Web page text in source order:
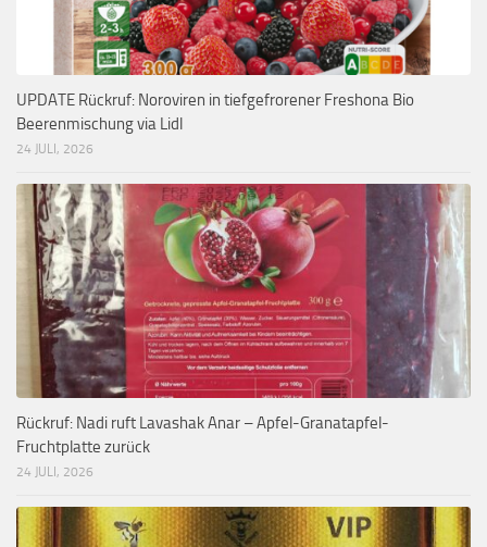
UPDATE Rückruf: Noroviren in tiefgefrorener Freshona Bio
Beerenmischung via Lidl
24 JULI, 2026
Rückruf: Nadi ruft Lavashak Anar – Apfel-Granatapfel-
Fruchtplatte zurück
24 JULI, 2026